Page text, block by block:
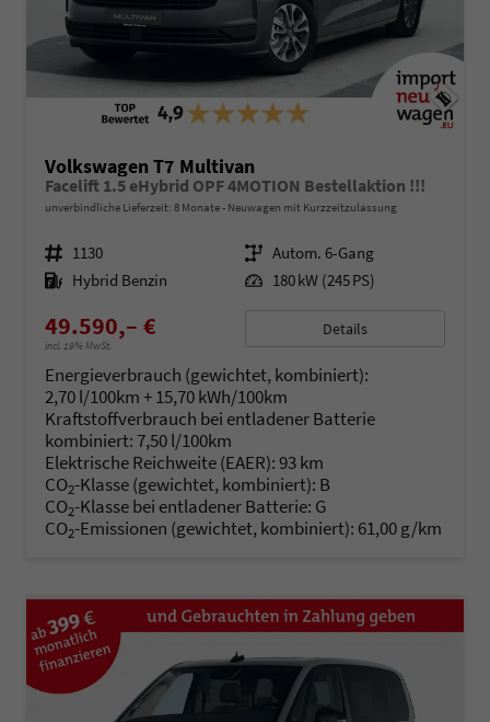
Volkswagen T7 Multivan
Facelift 1.5 eHybrid OPF 4MOTION Bestellaktion !!!
unverbindliche Lieferzeit: 8 Monate Neuwagen mit Kurzzeitzulassung
Fahrzeugnr. 1130 Getriebe Autom. 6-Gang
Kraftstoff Hybrid Benzin Leistung 180 kW (245 PS)
49.590,– €
incl. 19% MwSt.
Details
Energieverbrauch (gewichtet, kombiniert):
2,70 l/100km + 15,70 kWh/100km
Kraftstoffverbrauch bei entladener Batterie
kombiniert: 7,50 l/100km
Elektrische Reichweite (EAER):93 km
CO2-Klasse (gewichtet, kombiniert): B
CO2-Klasse bei entladener Batterie: G
CO2-Emissionen (gewichtet, kombiniert): 61,00 g/km